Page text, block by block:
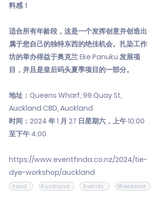
料感！
适合所有年龄段，这是一个发挥创意并创造出
属于您自己的独特东西的绝佳机会。扎染工作
坊的举办得益于奥克兰 Eke Panuku 发展项
目，并且是皇后码头夏季项目的一部分。
地址：Queens Wharf, 99 Quay St,
Auckland CBD, Auckland
时间：2024 年 1 月 27 日星期六，上午 10:00
至下午 4:00
https://www.eventfinda.co.nz/2024/tie-
dye-workshop/auckland
food Auckland Events Weekend